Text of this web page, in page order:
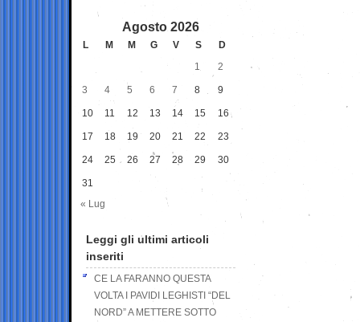
Agosto 2026
L M M G V S
D
1
2
3 4 5 6 7 8 9
10 11 12 13 14 15 16
17 18 19 20 21 22 23
24 25 26 27 28 29 30
31
« Lug
Leggi gli ultimi articoli
inseriti
CE LA FARANNO QUESTA
VOLTA I PAVIDI LEGHISTI “DEL
NORD” A METTERE SOTTO